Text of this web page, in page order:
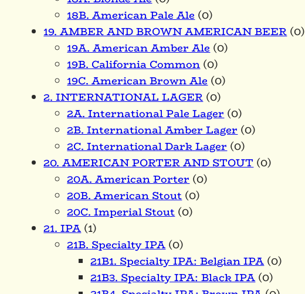
18B. American Pale Ale(0)
19. AMBER AND BROWN AMERICAN BEER(0)
19A. American Amber Ale(0)
19B. California Common(0)
19C. American Brown Ale(0)
2. INTERNATIONAL LAGER(0)
2A. International Pale Lager(0)
2B. International Amber Lager(0)
2C. International Dark Lager(0)
20. AMERICAN PORTER AND STOUT(0)
20A. American Porter(0)
20B. American Stout(0)
20C. Imperial Stout(0)
21. IPA(1)
21B. Specialty IPA(0)
21B1. Specialty IPA: Belgian IPA(0)
21B3. Specialty IPA: Black IPA(0)